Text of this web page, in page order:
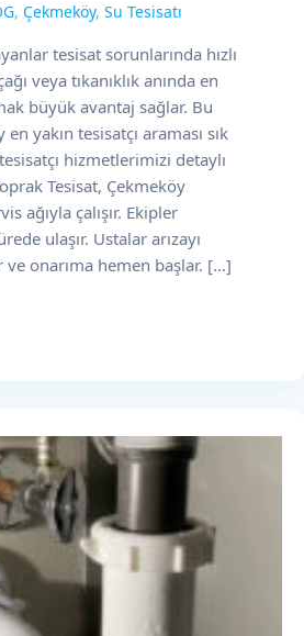
, Çekmeköy, Su Tesisatı
tesisat sorunlarında hızlı
veya tıkanıklık anında en
büyük avantaj sağlar. Bu
yakın tesisatçı araması sık
hizmetlerimizi detaylı
Tesisat, Çekmeköy
ağıyla çalışır. Ekipler
ulaşır. Ustalar arızayı
onarıma hemen başlar. […]